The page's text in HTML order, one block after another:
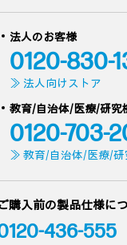
法人のお客様
0120-830-
≫ 法人向けストア
教育/自治体/医療/研究
0120-703-
≫ 教育/自治体/医療/研
購入前の製品仕様に
436-555